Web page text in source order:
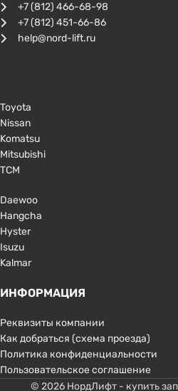
+7 (812) 466-68-98
+7 (812) 451-66-86
help@nord-lift.ru
Toyota
Nissan
Komatsu
Mitsubishi
TCM
Daewoo
Hangcha
Hyster
Isuzu
Kalmar
ИНФОРМАЦИЯ
Реквизиты компании
Как добраться (схема проезда)
Политика конфиденциальности
Пользовательское соглашение
© 2026 НордЛифт - купить